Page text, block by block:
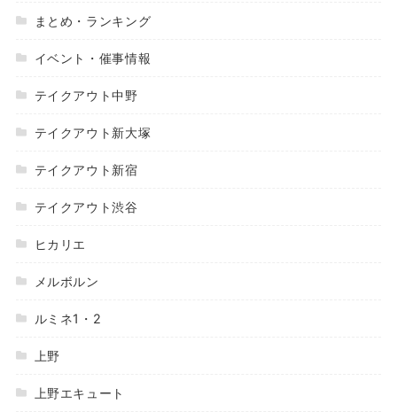
まとめ・ランキング
イベント・催事情報
テイクアウト中野
テイクアウト新大塚
テイクアウト新宿
テイクアウト渋谷
ヒカリエ
メルボルン
ルミネ1・2
上野
上野エキュート